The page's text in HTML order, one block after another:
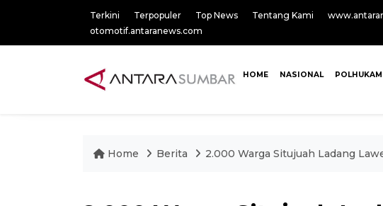
Terkini Terpopuler Top News Tentang Kami
otomotif.antaranews.com
HOME NASIONAL POLHUKAM
Home Berita 2.000 Warga Situjuah Ladang